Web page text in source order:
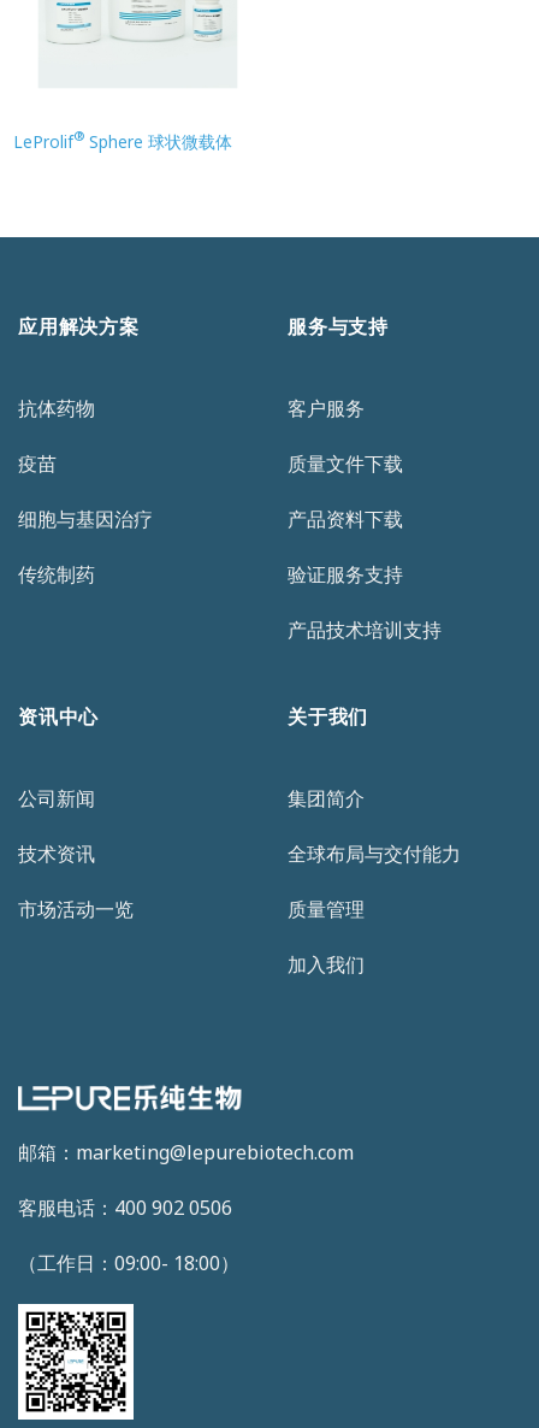
LeProlif® Sphere 球状微载体
邮箱：marketing@lepurebiotech.com
客服电话：400 902 0506
（工作日：09:00- 18:00）
应用解决方案
抗体药物
疫苗
细胞与基因治疗
传统制药
服务与支持
客户服务
质量文件下载
产品资料下载
验证服务支持
产品技术培训支持
资讯中心
公司新闻
技术资讯
市场活动一览
关于我们
集团简介
全球布局与交付能力
质量管理
加入我们